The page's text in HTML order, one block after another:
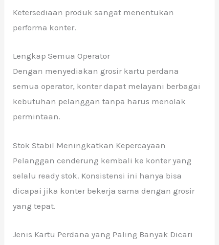
Ketersediaan produk sangat menentukan
performa konter.
Lengkap Semua Operator
Dengan menyediakan grosir kartu perdana
semua operator, konter dapat melayani berbagai
kebutuhan pelanggan tanpa harus menolak
permintaan.
Stok Stabil Meningkatkan Kepercayaan
Pelanggan cenderung kembali ke konter yang
selalu ready stok. Konsistensi ini hanya bisa
dicapai jika konter bekerja sama dengan grosir
yang tepat.
Jenis Kartu Perdana yang Paling Banyak Dicari